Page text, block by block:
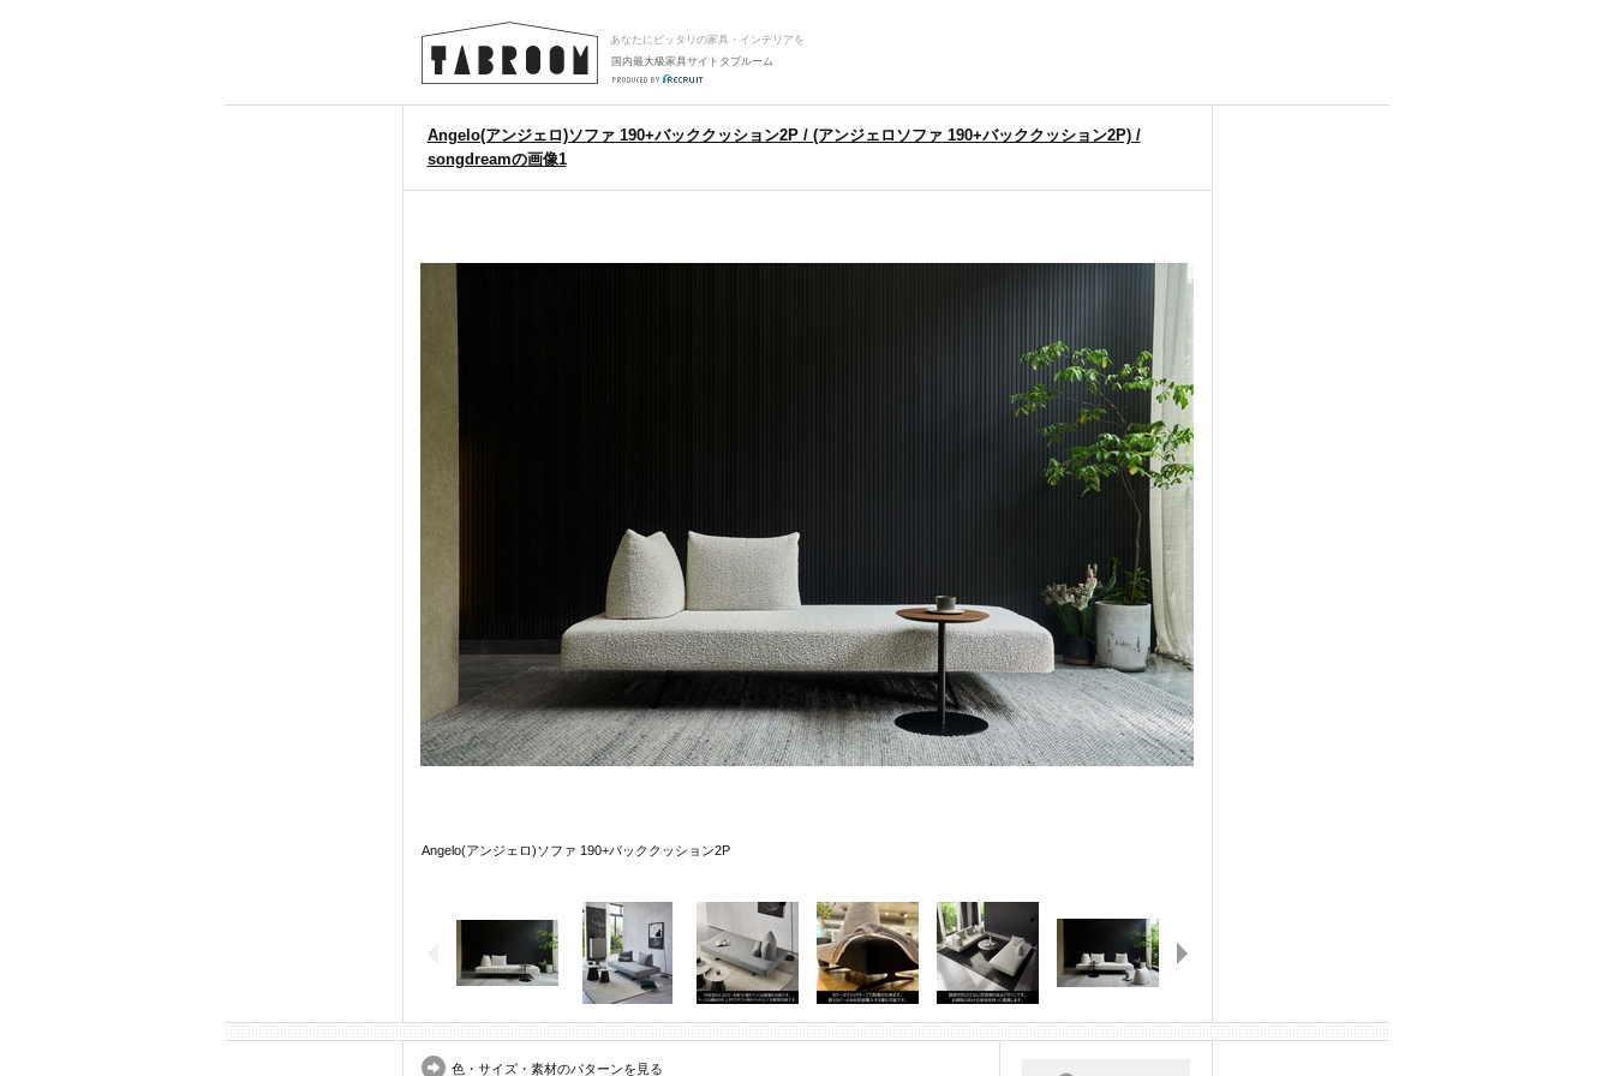
あなたにピッタリの家具・インテリアを
国内最大級家具サイトタブルーム
Angelo(アンジェロ)ソファ 190+バッククッション2P / (アンジェロソファ 190+バッククッション2P) /
songdreamの画像1
Angelo(アンジェロ)ソファ 190+バッククッション2P
色・サイズ・素材のパターンを見る